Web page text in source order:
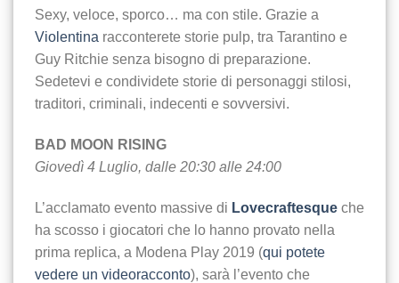
Sexy, veloce, sporco… ma con stile. Grazie a
Violentina racconterete storie pulp, tra Tarantino e
Guy Ritchie senza bisogno di preparazione.
Sedetevi e condividete storie di personaggi stilosi,
traditori, criminali, indecenti e sovversivi.
BAD MOON RISING
Giovedì 4 Luglio, dalle 20:30 alle 24:00
L’acclamato evento massive di Lovecraftesque che
ha scosso i giocatori che lo hanno provato nella
prima replica, a Modena Play 2019 (qui potete
vedere un videoracconto), sarà l’evento che